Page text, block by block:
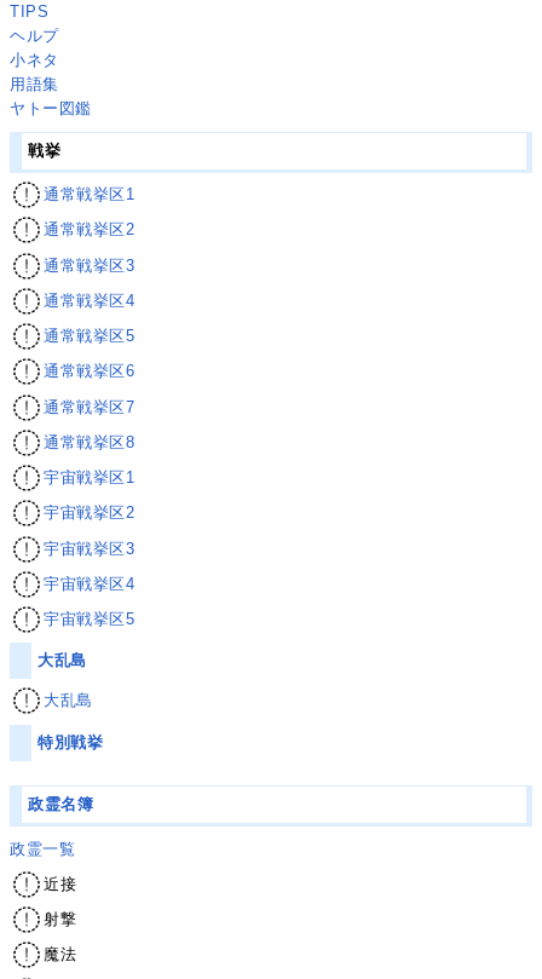
TIPS
ヘルプ
小ネタ
用語集
ヤトー図鑑
戦挙
通常戦挙区1
通常戦挙区2
通常戦挙区3
通常戦挙区4
通常戦挙区5
通常戦挙区6
通常戦挙区7
通常戦挙区8
宇宙戦挙区1
宇宙戦挙区2
宇宙戦挙区3
宇宙戦挙区4
宇宙戦挙区5
大乱島
大乱島
特別戦挙
政霊名簿
政霊一覧
近接
射撃
魔法